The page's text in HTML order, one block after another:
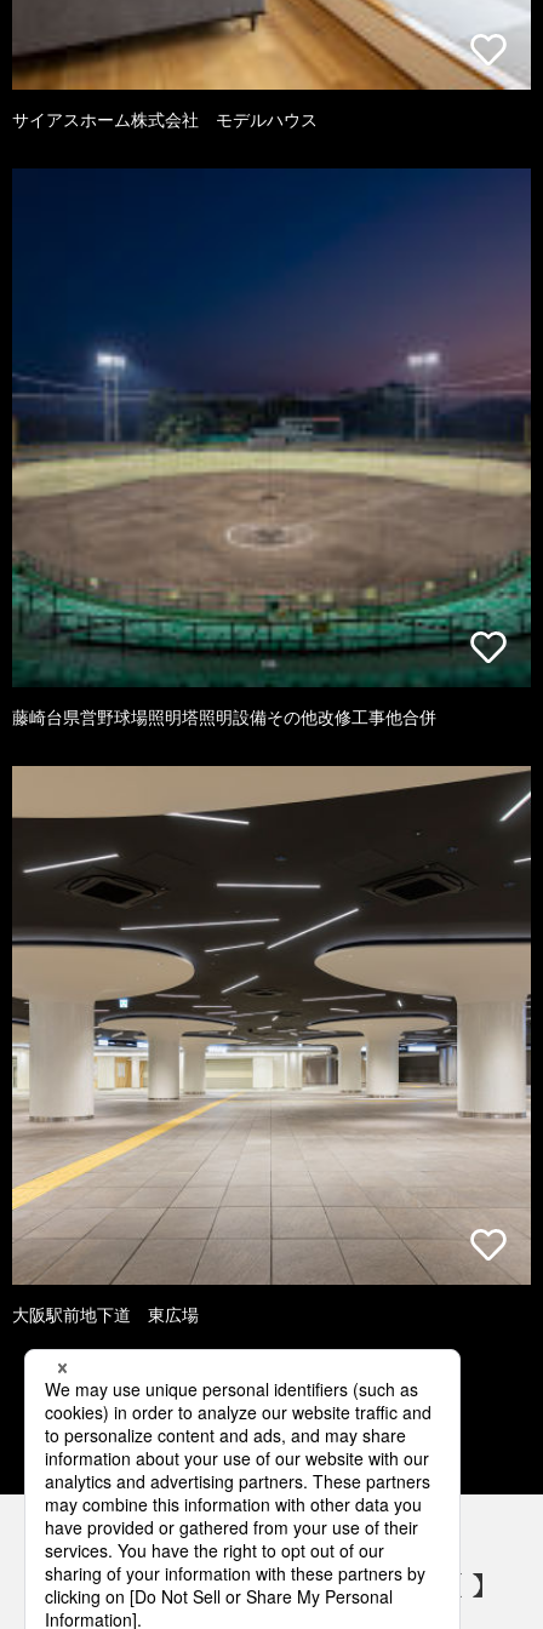
サイアスホーム株式会社 モデルハウス
藤崎台県営野球場照明塔照明設備その他改修工事他合併
大阪駅前地下道 東広場
1 2 3 4 5
パナソニックの電気設備 SNSアカウント